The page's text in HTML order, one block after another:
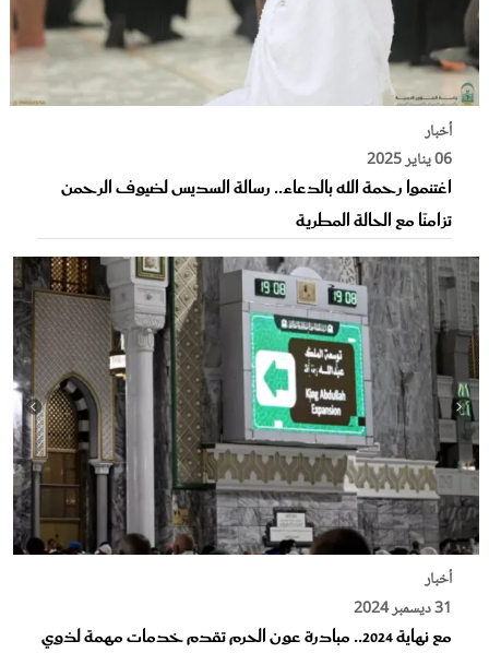
أخبار
06 يناير 2025
اغتنموا رحمة الله بالدعاء.. رسالة السديس لضيوف الرحمن
تزامنًا مع الحالة المطرية
أخبار
31 ديسمبر 2024
مع نهاية 2024.. مبادرة عون الحرم تقدم خدمات مهمة لذوي